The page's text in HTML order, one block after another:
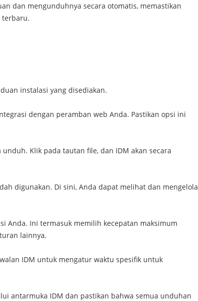
dan mengunduhnya secara otomatis, memastikan
terbaru.
instalasi yang disediakan.
dengan peramban web Anda. Pastikan opsi ini
Klik pada tautan file, dan IDM akan secara
digunakan. Di sini, Anda dapat melihat dan mengelola
Anda. Ini termasuk memilih kecepatan maksimum
lainnya.
IDM untuk mengatur waktu spesifik untuk
antarmuka IDM dan pastikan bahwa semua unduhan